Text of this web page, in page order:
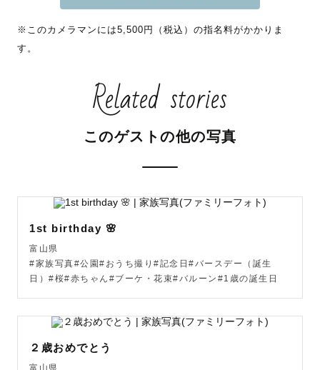
ご覧いただきありがとうございます。
🌷自己紹介
気軽に”もみんさん” ”もみさん” ”もーみん” などお好きなよ
うに呼んで下さい‼︎
ファミリー、お子様の撮影はお任せ下さい✨
「ママLovegrapherだから撮れる1枚」
母親として、
子どもたちの成長はあっという間で、自分が気づかないう
寂しく感じることもあります。
そんな何気ない一瞬を忘れてしまわない為に。
※このカメラマンには5,500円（税込）の指名料がかかりま
す。
Related stories
このゲストの他の写真
1st birthday 🌸
富山県
#家族写真#公園#おうち撮り#記念日#バースデー（誕生
日）#桜#赤ちゃん#ブーケ・花束#バルーン#1歳の誕生日
２歳おめでとう
富山県